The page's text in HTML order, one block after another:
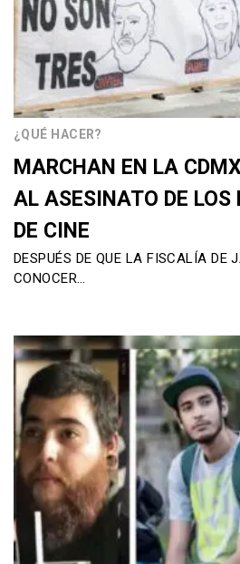
¿QUÉ HACER?
MARCHAN EN LA
AL ASESINATO DE LOS
DE CINE
DESPUÉS DE QUE LA FISCALÍA DE
CONOCER…